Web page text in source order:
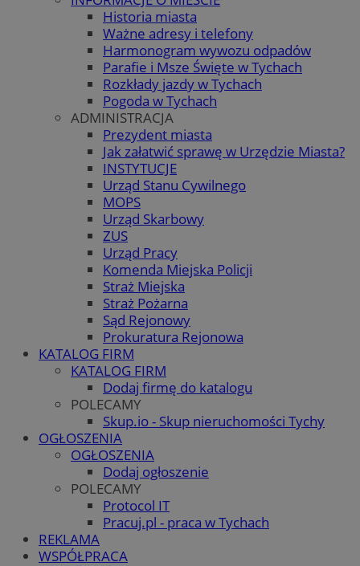
Historia miasta
Ważne adresy i telefony
Harmonogram wywozu odpadów
Parafie i Msze Święte w Tychach
Rozkłady jazdy w Tychach
Pogoda w Tychach
ADMINISTRACJA
Prezydent miasta
Jak załatwić sprawę w Urzędzie Miasta?
INSTYTUCJE
Urząd Stanu Cywilnego
MOPS
Urząd Skarbowy
ZUS
Urząd Pracy
Komenda Miejska Policji
Straż Miejska
Straż Pożarna
Sąd Rejonowy
Prokuratura Rejonowa
KATALOG FIRM
KATALOG FIRM
Dodaj firmę do katalogu
POLECAMY
Skup.io - Skup nieruchomości Tychy
OGŁOSZENIA
OGŁOSZENIA
Dodaj ogłoszenie
POLECAMY
Protocol IT
Pracuj.pl - praca w Tychach
REKLAMA
WSPÓŁPRACA